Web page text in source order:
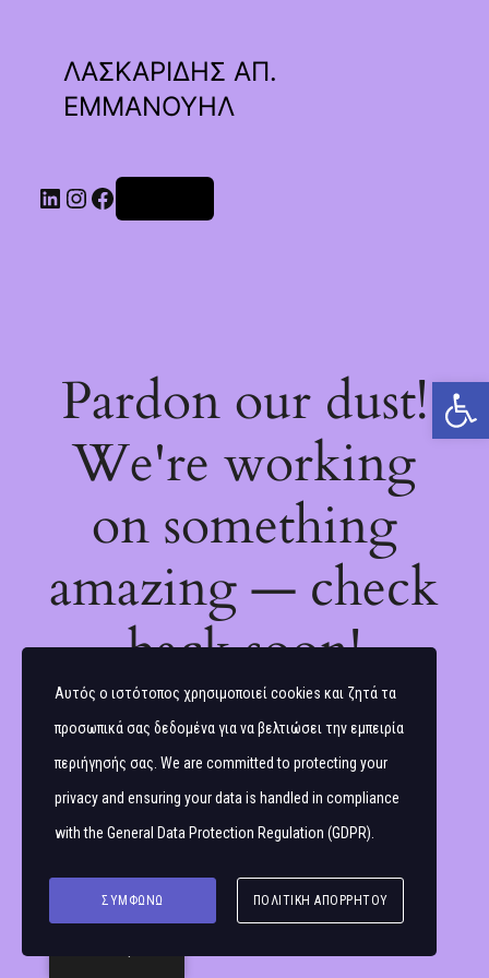
Ανοίξτε τη γραμμή εργαλείων
ΛΑΣΚΑΡΙΔΗΣ ΑΠ.
ΕΜΜΑΝΟΥΗΛ
Linkedin
Instagram
Facebook
Pardon our dust!
We're working
on something
amazing — check
back soon!
Αυτός ο ιστότοπος χρησιμοποιεί cookies και ζητά τα
προσωπικά σας δεδομένα για να βελτιώσει την εμπειρία
περιήγησής σας. We are committed to protecting your
privacy and ensuring your data is handled in compliance
with the General Data Protection Regulation (GDPR)
ΣΥΜΦΩΝΏ ΠΟΛΙΤΙΚΉ ΑΠΟΡΡΉΤΟΥ